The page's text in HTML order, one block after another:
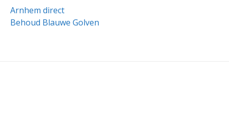
Arnhem direct
Behoud Blauwe Golven